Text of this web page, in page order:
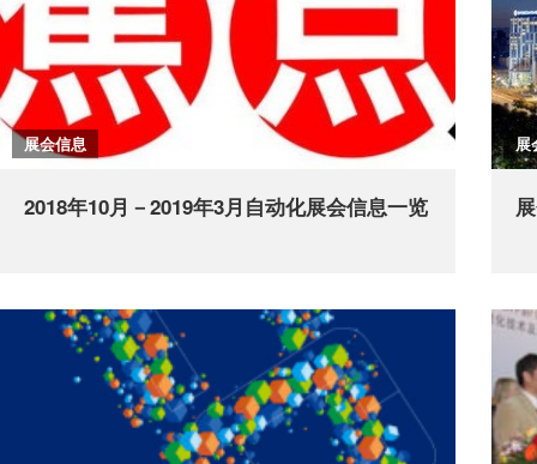
展会信息
2018年10月－2019年3月自动化展会信息一览
展